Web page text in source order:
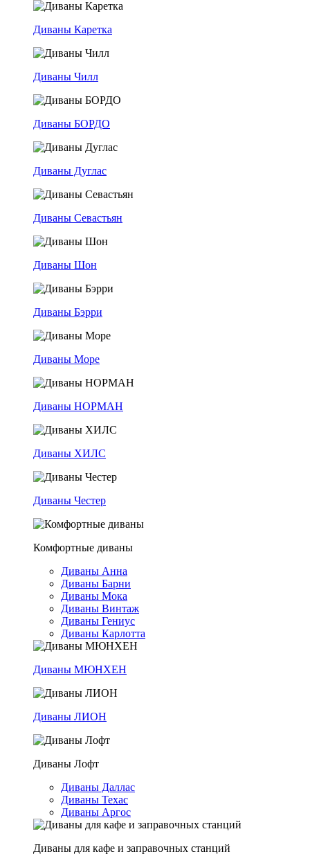
Диваны Каретка
Диваны Чилл
Диваны БОРДО
Диваны Дуглас
Диваны Севастьян
Диваны Шон
Диваны Бэрри
Диваны Море
Диваны НОРМАН
Диваны ХИЛС
Диваны Честер
Комфортные диваны
Диваны Анна
Диваны Барни
Диваны Мока
Диваны Винтаж
Диваны Гениус
Диваны Карлотта
Диваны МЮНХЕН
Диваны ЛИОН
Диваны Лофт
Диваны Даллас
Диваны Техас
Диваны Аргос
Диваны для кафе и заправочных станций